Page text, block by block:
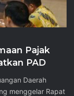
Pajak
PAD
Daerah
menggelar Rapat